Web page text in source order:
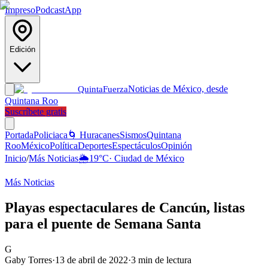
ImpresoPodcastApp
Edición
QuintaFuerzaNoticias de México, desde
Quintana Roo
Suscríbete gratis
PortadaPoliciaca 🌀 HuracanesSismosQuintana
RooMéxicoPolíticaDeportesEspectáculosOpinión
Inicio/Más Noticias🌦️19°C· Ciudad de México
Más Noticias
Playas espectaculares de Cancún, listas
para el puente de Semana Santa
G
Gaby Torres·13 de abril de 2022·3 min de lectura